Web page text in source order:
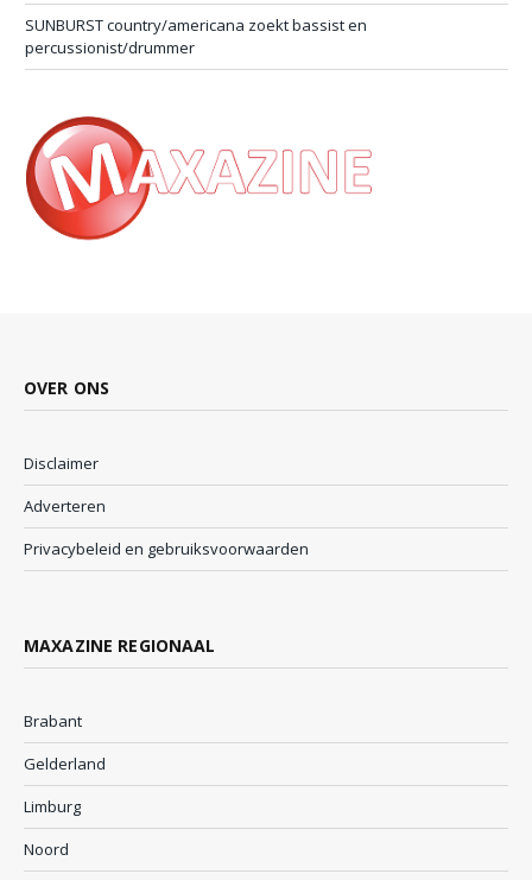
SUNBURST country/americana zoekt bassist en
percussionist/drummer
OVER ONS
Disclaimer
Adverteren
Privacybeleid en gebruiksvoorwaarden
MAXAZINE REGIONAAL
Brabant
Gelderland
Limburg
Noord